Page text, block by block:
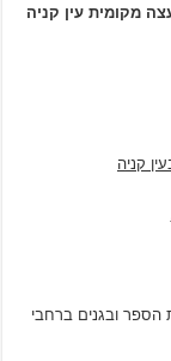
מקומית עין קניה
קניה
הספר ובגנים ברחבי